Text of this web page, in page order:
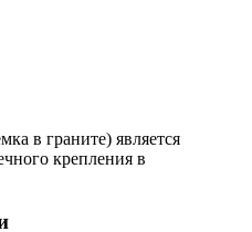
в граните) является
крепления в